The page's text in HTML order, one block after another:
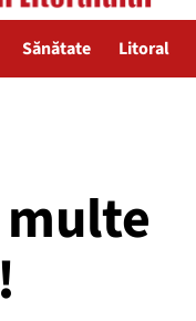
Sănătate Litoral